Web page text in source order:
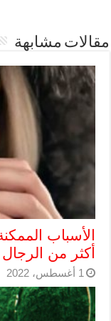
مقالات مشابهة
الأسباب
أكثر من الرجال
1 أغسطس، 2022